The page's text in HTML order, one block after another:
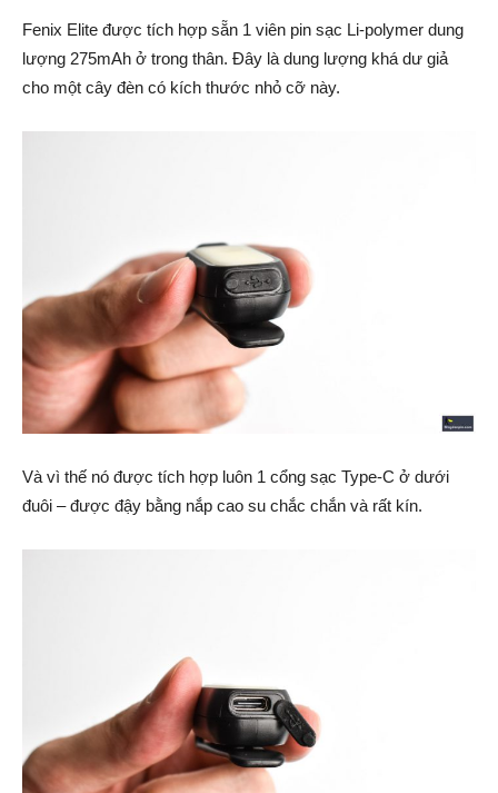
Fenix Elite được tích hợp sẵn 1 viên pin sạc Li-polymer dung
lượng 275mAh ở trong thân. Đây là dung lượng khá dư giả
cho một cây đèn có kích thước nhỏ cỡ này.
Và vì thế nó được tích hợp luôn 1 cổng sạc Type-C ở dưới
đuôi – được đậy bằng nắp cao su chắc chắn và rất kín.